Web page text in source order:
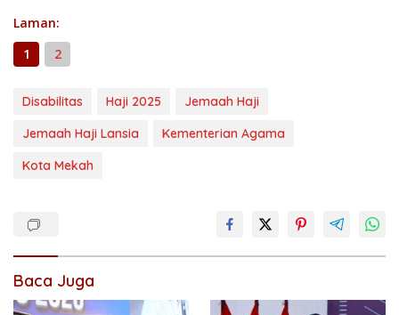
Laman:
1
2
Disabilitas Haji 2025
Jemaah Haji
Jemaah Haji Lansia
Kementerian Agama
Kota Mekah
Baca Juga